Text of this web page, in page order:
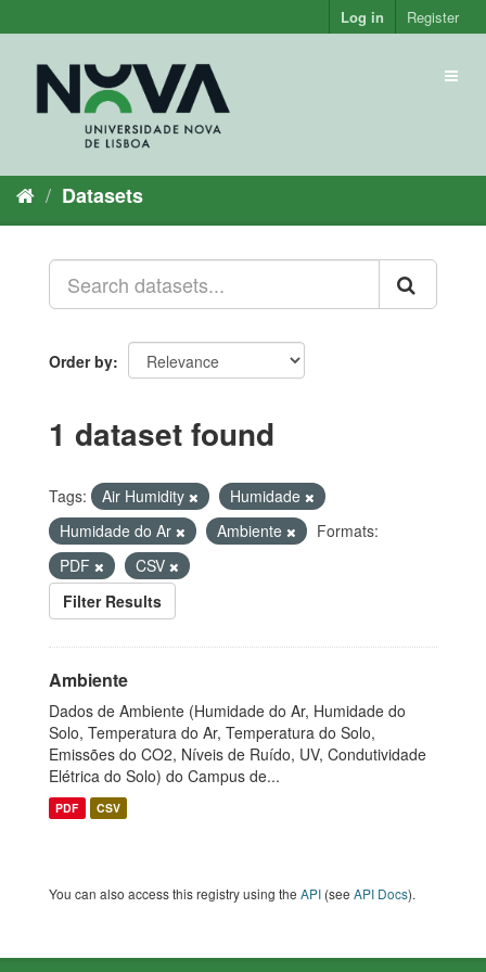
to
Log in Register
Datasets
Order by
1 dataset found
Tags: Air Humidity
Humidade
Humidade do Ar
Ambiente
Formats:
PDF
CSV
Filter Results
Ambiente
Dados de Ambiente (Humidade do Ar, Humidade do
Solo, Temperatura do Ar, Temperatura do Solo,
Emissões do CO2, Níveis de Ruído, UV, Condutividade
Elétrica do Solo) do Campus de...
PDF CSV
You can also access this registry using the API (see API Docs).